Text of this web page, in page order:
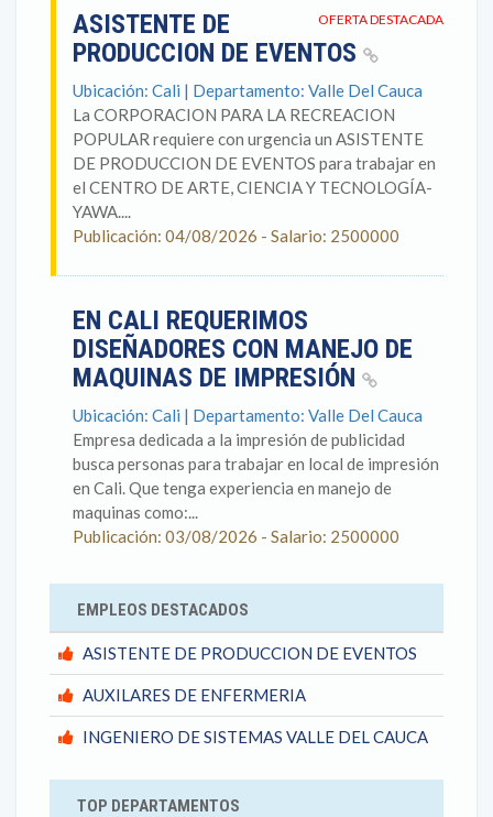
OFERTA DESTACADA
ASISTENTE DE
PRODUCCION DE EVENTOS
Ubicación: Cali | Departamento: Valle Del Cauca
La CORPORACION PARA LA RECREACION
POPULAR requiere con urgencia un ASISTENTE
DE PRODUCCION DE EVENTOS para trabajar en
el CENTRO DE ARTE, CIENCIA Y TECNOLOGÍA-
YAWA....
Publicación: 04/08/2026 - Salario: 2500000
EN CALI REQUERIMOS
DISEÑADORES CON MANEJO DE
MAQUINAS DE IMPRESIÓN
Ubicación: Cali | Departamento: Valle Del Cauca
Empresa dedicada a la impresión de publicidad
busca personas para trabajar en local de impresión
en Cali. Que tenga experiencia en manejo de
maquinas como:...
Publicación: 03/08/2026 - Salario: 2500000
EMPLEOS DESTACADOS
ASISTENTE DE PRODUCCION DE EVENTOS
AUXILARES DE ENFERMERIA
INGENIERO DE SISTEMAS VALLE DEL CAUCA
TOP DEPARTAMENTOS